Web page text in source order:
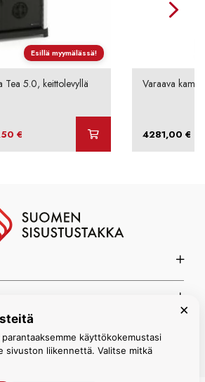
Esillä myymälässä!
Tea 5.0, keittolevyllä
€
Varaava
4281,00 €
×
käyttökokemustasi
sivuston liikennettä. Valitse mitkä